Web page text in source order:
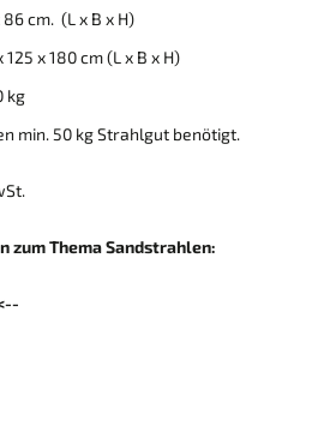
cm. (L x B x H)
x 180 cm (L x B x H)
kg
min. 50 kg Strahlgut benötigt.
zum Thema Sandstrahlen: